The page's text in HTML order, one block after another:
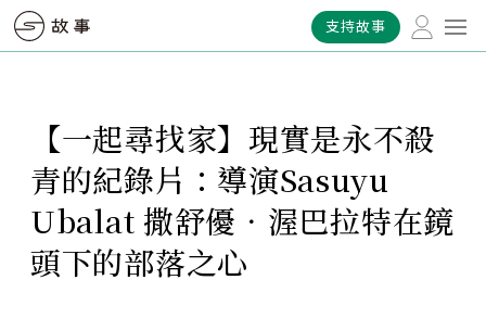
支持故事
【一起尋找家】現實是永不殺
青的紀錄片：導演Sasuyu
Ubalat 撒舒優．渥巴拉特在鏡
頭下的部落之心